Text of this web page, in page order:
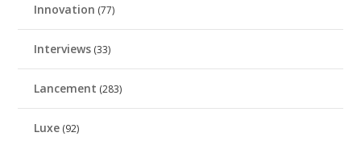
Innovation (77)
Interviews (33)
Lancement (283)
Luxe (92)